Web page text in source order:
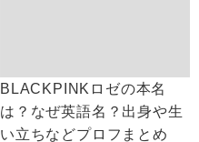
BLACKPINKロゼの本名
は？なぜ英語名？出身や生
い立ちなどプロフまとめ